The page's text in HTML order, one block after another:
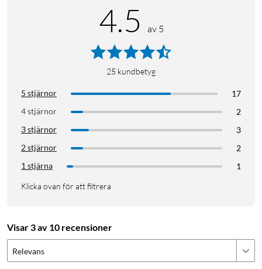
4.5 av 5
25 kundbetyg
5 stjärnor
17
4 stjärnor
2
3 stjärnor
3
2 stjärnor
2
1 stjärna
1
Klicka ovan för att filtrera
Visar 3 av 10 recensioner
Relevans